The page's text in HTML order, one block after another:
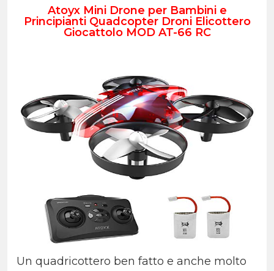
Atoyx Mini Drone per Bambini e
Principianti Quadcopter Droni Elicottero
Giocattolo MOD AT-66 RC
Un quadricottero ben fatto e anche molto